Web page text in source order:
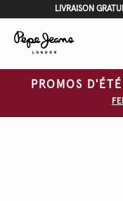
LIVRAISON
PROMOS